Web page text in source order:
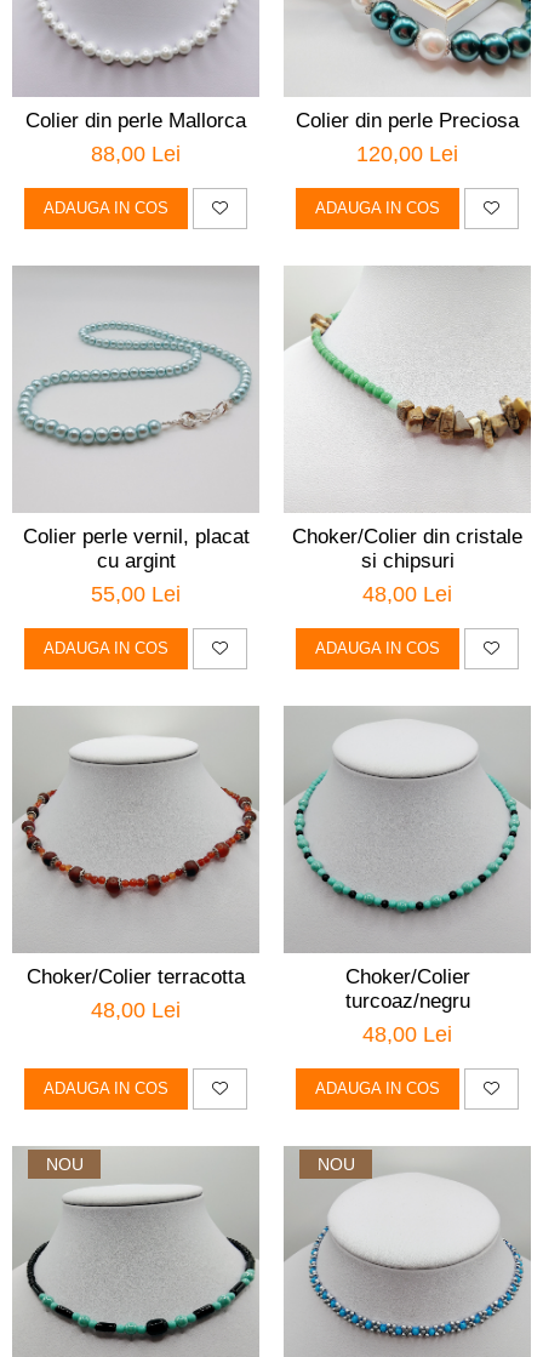
Colier din perle Mallorca
88,00 Lei
ADAUGA IN COS
Colier din perle Preciosa
120,00 Lei
ADAUGA IN COS
Colier perle vernil, placat
cu argint
55,00 Lei
ADAUGA IN COS
Choker/Colier din cristale
si chipsuri
48,00 Lei
ADAUGA IN COS
Choker/Colier terracotta
48,00 Lei
ADAUGA IN COS
Choker/Colier
turcoaz/negru
48,00 Lei
ADAUGA IN COS
NOU NOU